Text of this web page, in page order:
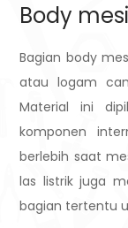
Body
Bagian body
atau logam
Material ini
komponen
berlebih saat
las listrik juga
bagian tertentu